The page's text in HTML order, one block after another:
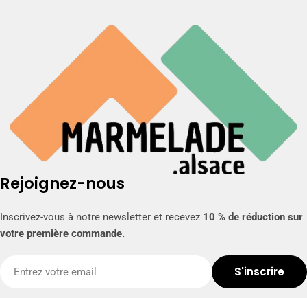
Rejoignez-nous
Inscrivez-vous à notre newsletter et recevez 10 % de réduction sur
votre première commande.
mail
S'inscrire